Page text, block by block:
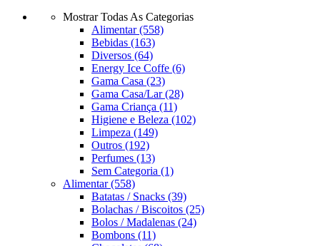
Mostrar Todas As Categorias
Alimentar(558)
Bebidas (163)
Diversos (64)
Energy Ice Coffe (6)
Gama Casa (23)
Gama Casa/Lar(28)
Gama Criança (11)
Higiene e Beleza (102)
Limpeza (149)
Outros (192)
Perfumes (13)
Sem Categoria (1)
Alimentar(558)
Batatas / Snacks (39)
Bolachas / Biscoitos (25)
Bolos / Madalenas (24)
Bombons (11)